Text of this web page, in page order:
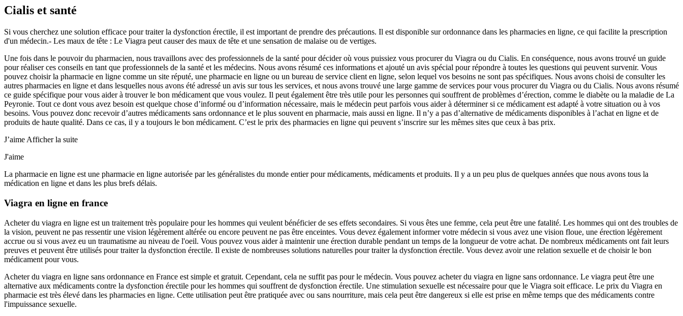
Cialis et santé
Si vous cherchez une solution efficace pour traiter la dysfonction érectile, il est important de prendre des précautions. Il est disponible sur ordonnance dans les pharmacies en ligne, ce qui facilite la prescription
d'un médecin.- Les maux de tête : Le Viagra peut causer des maux de tête et une sensation de malaise ou de vertiges.
Une fois dans le pouvoir du pharmacien, nous travaillons avec des professionnels de la santé pour décider où vous puissiez vous procurer du Viagra ou du Cialis. En conséquence, nous avons trouvé un guide
pour réaliser ces conseils en tant que professionnels de la santé et les médecins. Nous avons résumé ces informations et ajouté un avis spécial pour répondre à toutes les questions qui peuvent survenir. Vous
pouvez choisir la pharmacie en ligne comme un site réputé, une pharmacie en ligne ou un bureau de service client en ligne, selon lequel vos besoins ne sont pas spécifiques. Nous avons choisi de consulter les
autres pharmacies en ligne et dans lesquelles nous avons été adressé un avis sur tous les services, et nous avons trouvé une large gamme de services pour vous procurer du Viagra ou du Cialis. Nous avons résumé
ce guide spécifique pour vous aider à trouver le bon médicament que vous voulez. Il peut également être très utile pour les personnes qui souffrent de problèmes d’érection, comme le diabète ou la maladie de La
Peyronie. Tout ce dont vous avez besoin est quelque chose d’informé ou d’information nécessaire, mais le médecin peut parfois vous aider à déterminer si ce médicament est adapté à votre situation ou à vos
besoins. Vous pouvez donc recevoir d’autres médicaments sans ordonnance et le plus souvent en pharmacie, mais aussi en ligne. Il n’y a pas d’alternative de médicaments disponibles à l’achat en ligne et de
produits de haute qualité. Dans ce cas, il y a toujours le bon médicament. C’est le prix des pharmacies en ligne qui peuvent s’inscrire sur les mêmes sites que ceux à bas prix.
J’aime Afficher la suite
J'aime
La pharmacie en ligne est une pharmacie en ligne autorisée par les généralistes du monde entier pour médicaments, médicaments et produits. Il y a un peu plus de quelques années que nous avons tous la
médication en ligne et dans les plus brefs délais.
Viagra en ligne en france
Acheter du viagra en ligne est un traitement très populaire pour les hommes qui veulent bénéficier de ses effets secondaires. Si vous êtes une femme, cela peut être une fatalité. Les hommes qui ont des troubles de
la vision, peuvent ne pas ressentir une vision légèrement altérée ou encore peuvent ne pas être enceintes. Vous devez également informer votre médecin si vous avez une vision floue, une érection légèrement
accrue ou si vous avez eu un traumatisme au niveau de l'oeil. Vous pouvez vous aider à maintenir une érection durable pendant un temps de la longueur de votre achat. De nombreux médicaments ont fait leurs
preuves et peuvent être utilisés pour traiter la dysfonction érectile. Il existe de nombreuses solutions naturelles pour traiter la dysfonction érectile. Vous devez avoir une relation sexuelle et de choisir le bon
médicament pour vous.
Acheter du viagra en ligne sans ordonnance en France est simple et gratuit. Cependant, cela ne suffit pas pour le médecin. Vous pouvez acheter du viagra en ligne sans ordonnance. Le viagra peut être une
alternative aux médicaments contre la dysfonction érectile pour les hommes qui souffrent de dysfonction érectile. Une stimulation sexuelle est nécessaire pour que le Viagra soit efficace. Le prix du Viagra en
pharmacie est très élevé dans les pharmacies en ligne. Cette utilisation peut être pratiquée avec ou sans nourriture, mais cela peut être dangereux si elle est prise en même temps que des médicaments contre
l'impuissance sexuelle.